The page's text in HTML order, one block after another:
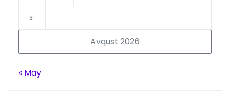
Avqust 2026
31
« May